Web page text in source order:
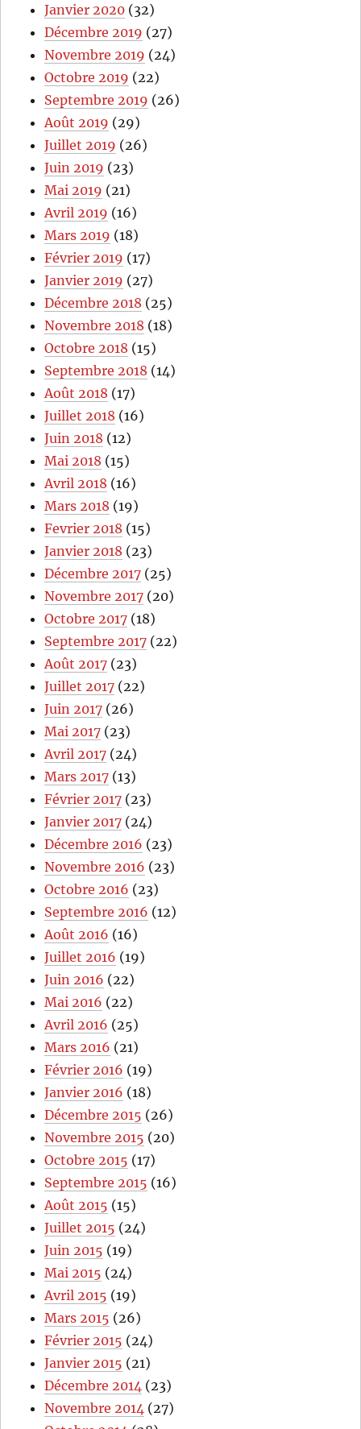
Janvier 2020 (32)
Décembre 2019 (27)
Novembre 2019 (24)
Octobre 2019 (22)
Septembre 2019 (26)
Août 2019 (29)
Juillet 2019 (26)
Juin 2019 (23)
Mai 2019 (21)
Avril 2019 (16)
Mars 2019 (18)
Février 2019 (17)
Janvier 2019 (27)
Décembre 2018 (25)
Novembre 2018 (18)
Octobre 2018 (15)
Septembre 2018 (14)
Août 2018 (17)
Juillet 2018 (16)
Juin 2018 (12)
Mai 2018 (15)
Avril 2018 (16)
Mars 2018 (19)
Fevrier 2018 (15)
Janvier 2018 (23)
Décembre 2017 (25)
Novembre 2017 (20)
Octobre 2017 (18)
Septembre 2017 (22)
Août 2017 (23)
Juillet 2017 (22)
Juin 2017 (26)
Mai 2017 (23)
Avril 2017 (24)
Mars 2017 (13)
Février 2017 (23)
Janvier 2017 (24)
Décembre 2016 (23)
Novembre 2016 (23)
Octobre 2016 (23)
Septembre 2016 (12)
Août 2016 (16)
Juillet 2016 (19)
Juin 2016 (22)
Mai 2016 (22)
Avril 2016 (25)
Mars 2016 (21)
Février 2016 (19)
Janvier 2016 (18)
Décembre 2015 (26)
Novembre 2015 (20)
Octobre 2015 (17)
Septembre 2015 (16)
Août 2015 (15)
Juillet 2015 (24)
Juin 2015 (19)
Mai 2015 (24)
Avril 2015 (19)
Mars 2015 (26)
Février 2015 (24)
Janvier 2015 (21)
Décembre 2014 (23)
Novembre 2014 (27)